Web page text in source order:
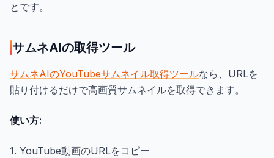
とです。
サムネAIの取得ツール
サムネAIのYouTubeサムネイル取得ツールなら、URLを
貼り付けるだけで高画質サムネイルを取得できます。
使い方:
1. YouTube動画のURLをコピー